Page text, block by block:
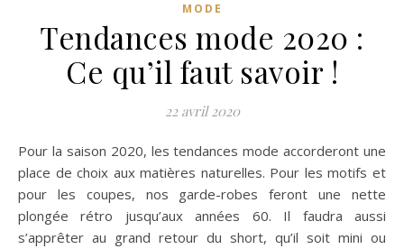
MODE
Tendances mode 2020 :
Ce qu’il faut savoir !
22 avril 2020
Pour la saison 2020, les tendances mode accorderont une
place de choix aux matières naturelles. Pour les motifs et
pour les coupes, nos garde-robes feront une nette
plongée rétro jusqu’aux années 60. Il faudra aussi
s’apprêter au grand retour du short, qu’il soit mini ou